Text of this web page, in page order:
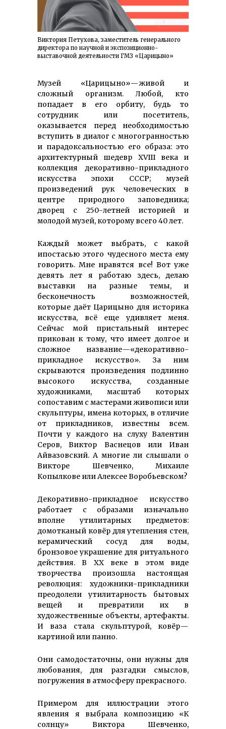
Виктория Петухова, заместитель генерального
директора по научной и экспозиционно-
выставочной деятельности ГМЗ «Царицыно»
Музей «Царицыно» — живой и
сложный организм. Любой, кто
попадает в его орбиту, будь то
сотрудник или посетитель,
оказывается перед необходимостью
вступить в диалог с многогранностью
и парадоксальностью его образа: это
архитектурный шедевр XVIII века и
коллекция декоративно-прикладного
искусства эпохи СССР; музей
произведений рук человеческих в
центре природного заповедника;
дворец с 250-летней историей и
молодой музей, которому всего 40 лет.
Каждый может выбрать, с какой
ипостасью этого чудесного места ему
говорить. Мне нравятся все! Вот уже
девять лет я работаю здесь, делаю
выставки на разные темы, и
бесконечность возможностей,
которые даёт Царицыно для историка
искусства, всё еще удивляет меня.
Сейчас мой пристальный интерес
прикован к тому, что имеет долгое и
сложное название —«декоративно-
прикладное искусство». За ним
скрываются произведения подлинно
высокого искусства, созданные
художниками, масштаб которых
сопоставим с мастерами живописи или
скульптуры, имена которых, в отличие
от прикладников, известны всем.
Почти у каждого на слуху Валентин
Серов, Виктор Васнецов или Иван
Айвазовский. А многие ли слышали о
Викторе Шевченко, Михаиле
Копылкове или Алексее Воробьевском?
Декоративно-прикладное искусство
работает с образами изначально
вполне утилитарных предметов:
домотканый ковёр для утепления стен,
керамический сосуд для воды,
бронзовое украшение для ритуального
действия. В ХХ веке в этом виде
творчества произошла настоящая
революция: художники-прикладники
преодолели утилитарность бытовых
вещей и превратили их в
художественные объекты, артефакты.
И ваза стала скульптурой, ковёр —
картиной или панно.
Они самодостаточны, они нужны для
любования, для разгадки смыслов,
погружения в атмосферу прекрасного.
Примером для иллюстрации этого
явления я выбрала композицию «К
солнцу» Виктора Шевченко,